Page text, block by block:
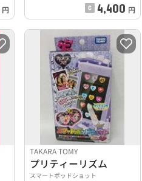
円 4,400 円
TAKARA TOMY
プリティーリズム
スマートポッドショット